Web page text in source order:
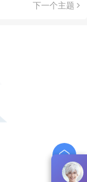
下一个主题